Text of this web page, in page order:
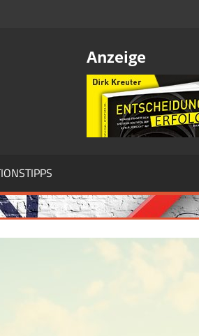
Anzeige